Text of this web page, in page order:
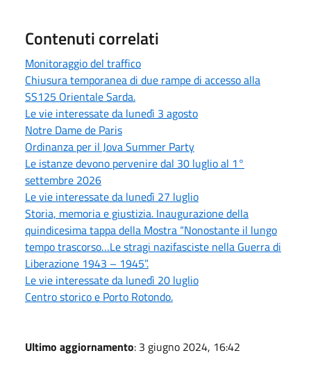
Contenuti correlati
Monitoraggio del traffico
Chiusura temporanea di due rampe di accesso alla
SS125 Orientale Sarda.
Le vie interessate da lunedì 3 agosto
Notre Dame de Paris
Ordinanza per il Jova Summer Party
Le istanze devono pervenire dal 30 luglio al 1°
settembre 2026
Le vie interessate da lunedì 27 luglio
Storia, memoria e giustizia. Inaugurazione della
quindicesima tappa della Mostra “Nonostante il lungo
tempo trascorso…Le stragi nazifasciste nella Guerra di
Liberazione 1943 – 1945”.
Le vie interessate da lunedì 20 luglio
Centro storico e Porto Rotondo.
Ultimo aggiornamento: 3 giugno 2024, 16:42